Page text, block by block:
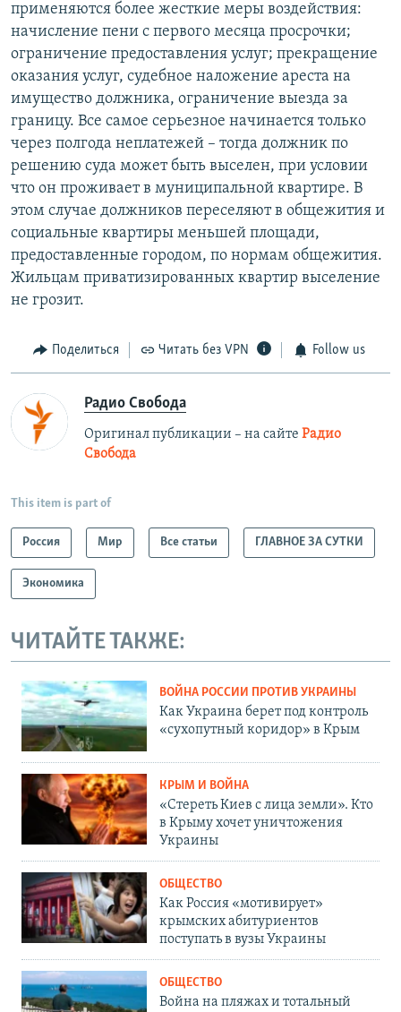
применяются более жесткие меры воздействия:
начисление пени с первого месяца просрочки;
ограничение предоставления услуг; прекращение
оказания услуг, судебное наложение ареста на
имущество должника, ограничение выезда за
границу. Все самое серьезное начинается только
через полгода неплатежей – тогда должник по
решению суда может быть выселен, при условии
что он проживает в муниципальной квартире. В
этом случае должников переселяют в общежития и
социальные квартиры меньшей площади,
предоставленные городом, по нормам общежития.
Жильцам приватизированных квартир выселение
не грозит.
Поделиться Читать без VPN Follow us
Радио Свобода
Оригинал публикации – на сайте Радио
Свобода
This item is part of
Россия Мир Все статьи ГЛАВНОЕ ЗА СУТКИ
Экономика
ЧИТАЙТЕ ТАКЖЕ:
ВОЙНА РОССИИ ПРОТИВ УКРАИНЫ
Как Украина берет под контроль
«сухопутный коридор» в Крым
КРЫМ И ВОЙНА
«Стереть Киев с лица земли». Кто
в Крыму хочет уничтожения
Украины
ОБЩЕСТВО
Как Россия «мотивирует»
крымских абитуриентов
поступать в вузы Украины
ОБЩЕСТВО
Война на пляжах и тотальный